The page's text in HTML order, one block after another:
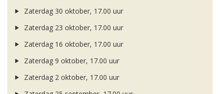
Zaterdag 30 oktober, 17.00 uur
Zaterdag 23 oktober, 17.00 uur
Zaterdag 16 oktober, 17.00 uur
Zaterdag 9 oktober, 17.00 uur
Zaterdag 2 oktober, 17.00 uur